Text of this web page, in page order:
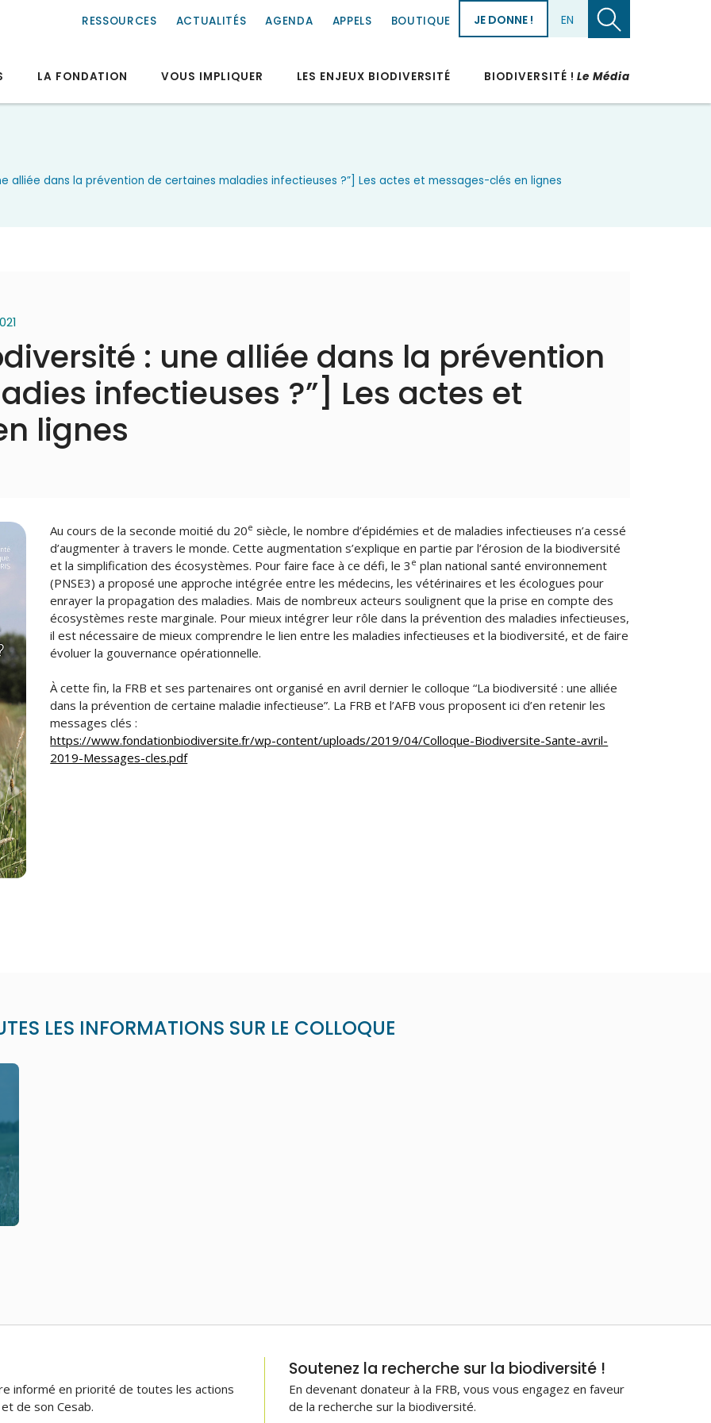
RESSOURCES ACTUALITÉS AGENDA APPELS BOUTIQUE JE DONNE ! EN
LA FONDATION VOUS IMPLIQUER LES ENJEUX BIODIVERSITÉ BIODIVERSITÉ !Le Média
alliée dans la prévention de certaines maladies infectieuses ?”] Les actes et messages-clés en lignes
: une alliée dans la prévention
infectieuses ?”] Les actes et
lignes
Au cours de la seconde moitié du 20e siècle, le nombre d’épidémies et de maladies infectieuses n’a cessé
d’augmenter à travers le monde. Cette augmentation s’explique en partie par l’érosion de la biodiversité
et la simplification des écosystèmes. Pour faire face à ce défi, le 3 e plan national santé environnement
(PNSE3) a proposé une approche intégrée entre les médecins, les vétérinaires et les écologues pour
enrayer la propagation des maladies. Mais de nombreux acteurs soulignent que la prise en compte des
écosystèmes reste marginale. Pour mieux intégrer leur rôle dans la prévention des maladies infectieuses,
il est nécessaire de mieux comprendre le lien entre les maladies infectieuses et la biodiversité, et de faire
évoluer la gouvernance opérationnelle.
À cette fin, la FRB et ses partenaires ont organisé en avril dernier le colloque “La biodiversité : une alliée
dans la prévention de certaine maladie infectieuse”. La FRB et l’AFB vous proposent ici d’en retenir les
messages clés :
https://www.fondationbiodiversite.fr/wp-content/uploads/2019/04/Colloque-Biodiversite-Sante-avril-
2019-Messages-cles.pdf
LES INFORMATIONS SUR LE COLLOQUE
informé en priorité de toutes les actions
de son Cesab.
Soutenez la recherche sur la biodiversité !
En devenant donateur à la FRB, vous vous engagez en faveur
de la recherche sur la biodiversité.